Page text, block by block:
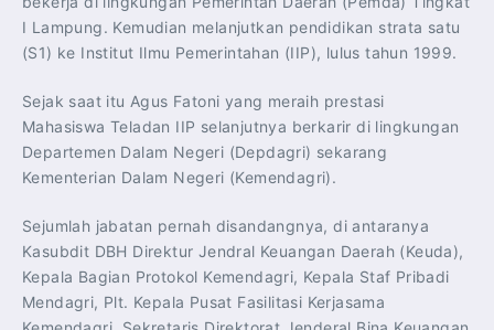
I Lampung. Kemudian melanjutkan pendidikan strata satu
(S1) ke Institut Ilmu Pemerintahan (IIP), lulus tahun 1999.
Sejak saat itu Agus Fatoni yang meraih prestasi
Mahasiswa Teladan IIP selanjutnya berkarir di lingkungan
Departemen Dalam Negeri (Depdagri) sekarang
Kementerian Dalam Negeri (Kemendagri).
Sejumlah jabatan pernah disandangnya, di antaranya
Kasubdit DBH Direktur Jendral Keuangan Daerah (Keuda),
Kepala Bagian Protokol Kemendagri, Kepala Staf Pribadi
Mendagri, Plt. Kepala Pusat Fasilitasi Kerjasama